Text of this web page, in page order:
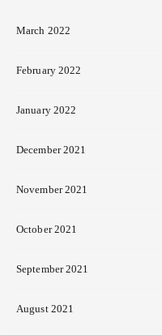
March 2022
February 2022
January 2022
December 2021
November 2021
October 2021
September 2021
August 2021